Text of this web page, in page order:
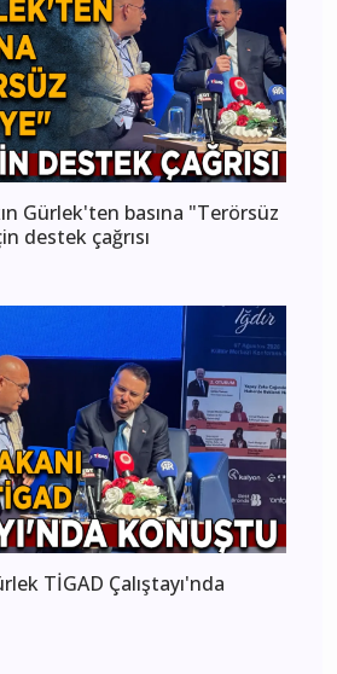
Gürlek'ten basına "Terörsüz
destek çağrısı
TİGAD Çalıştayı'nda